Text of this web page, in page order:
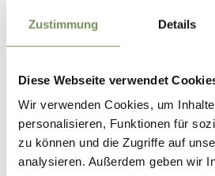
Zustimmung Details
Diese Webseite verwendet
Wir verwenden Cookies, um
personalisieren, Funktionen für
zu können und die Zugriffe auf
analysieren. Außerdem geben wir
Die Datenschutzgrundverordnung
Betroffenen die Möglichkeit zur
erhalten, ob und welche Daten über
und in verständlicher Form nähere
Daten, deren Herkunft und den
Verarbeitung zu erfahren, sowie
Verantwortliche der Verarbeitung
Kategorien von Personen, denen